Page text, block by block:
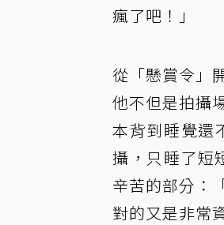
瘋了吧！」
從「懸賞令」
他不但是拍攝
本背到睡覺還
攝，只睡了短
辛苦的部分：
對的又是非常